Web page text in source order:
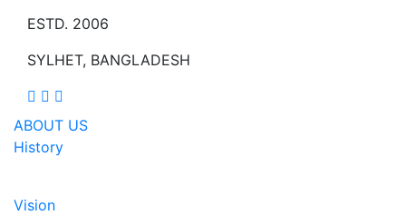
ESTD. 2006
SYLHET, BANGLADESH
ABOUT US
History
Vision